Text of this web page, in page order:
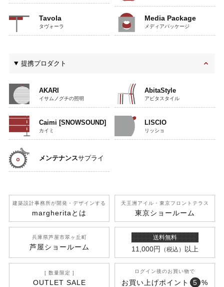
Tavola
タヴォーラ
Media Package
メディアパッケージ
提携プロダクト
AKARI
イサムノグチの照明
AbitaStyle
アビタスタイル
Caimi [SNOWSOUND]
カイミ
LISCIO
リッショ
メンテナンスサプライ
建築設計事務所が開発 ・デザインする
margherita とは
天王洲アイル ・東京フロントテラス
東京ショールーム
兵庫県芦屋市翠ヶ丘町
芦屋ショールーム
送料無料
11,000円 （税込） 以上
[ 数量限定 ]
OUTLET SALE
ログイン後のお買い物で
お買い上げポイント 5 %